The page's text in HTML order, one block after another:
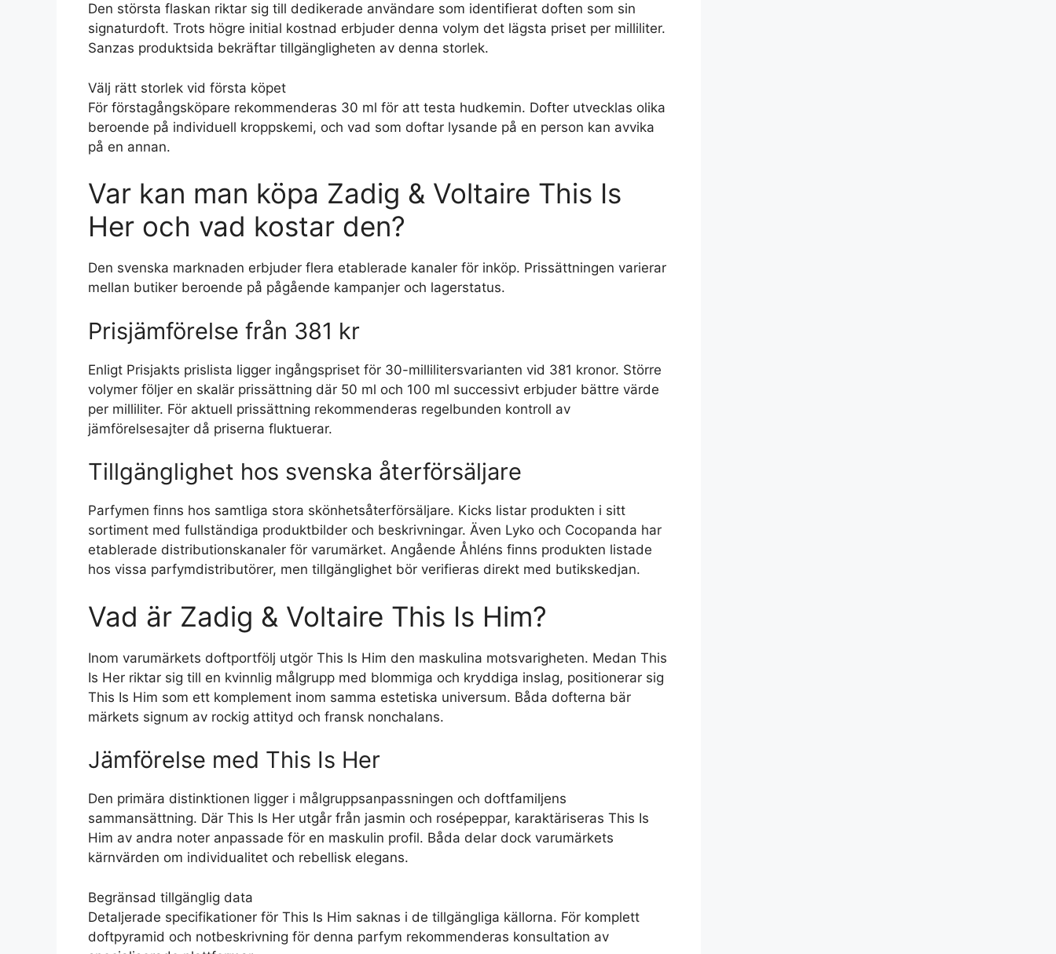
Den största flaskan riktar sig till dedikerade användare som identifierat doften som sin
signaturdoft. Trots högre initial kostnad erbjuder denna volym det lägsta priset per milliliter.
Sanzas produktsida bekräftar tillgängligheten av denna storlek.
Välj rätt storlek vid första köpet
För förstagångsköpare rekommenderas 30 ml för att testa hudkemin. Dofter utvecklas olika
beroende på individuell kroppskemi, och vad som doftar lysande på en person kan avvika
på en annan.
Var kan man köpa Zadig & Voltaire This Is
Her och vad kostar den?
Den svenska marknaden erbjuder flera etablerade kanaler för inköp. Prissättningen varierar
mellan butiker beroende på pågående kampanjer och lagerstatus.
Prisjämförelse från 381 kr
Enligt Prisjakts prislista ligger ingångspriset för 30-millilitersvarianten vid 381 kronor. Större
volymer följer en skalär prissättning där 50 ml och 100 ml successivt erbjuder bättre värde
per milliliter. För aktuell prissättning rekommenderas regelbunden kontroll av
jämförelsesajter då priserna fluktuerar.
Tillgänglighet hos svenska återförsäljare
Parfymen finns hos samtliga stora skönhetsåterförsäljare. Kicks listar produkten i sitt
sortiment med fullständiga produktbilder och beskrivningar. Även Lyko och Cocopanda har
etablerade distributionskanaler för varumärket. Angående Åhléns finns produkten listade
hos vissa parfymdistributörer, men tillgänglighet bör verifieras direkt med butikskedjan.
Vad är Zadig & Voltaire This Is Him?
Inom varumärkets doftportfölj utgör This Is Him den maskulina motsvarigheten. Medan This
Is Her riktar sig till en kvinnlig målgrupp med blommiga och kryddiga inslag, positionerar sig
This Is Him som ett komplement inom samma estetiska universum. Båda dofterna bär
märkets signum av rockig attityd och fransk nonchalans.
Jämförelse med This Is Her
Den primära distinktionen ligger i målgruppsanpassningen och doftfamiljens
sammansättning. Där This Is Her utgår från jasmin och rosépeppar, karaktäriseras This Is
Him av andra noter anpassade för en maskulin profil. Båda delar dock varumärkets
kärnvärden om individualitet och rebellisk elegans.
Begränsad tillgänglig data
Detaljerade specifikationer för This Is Him saknas i de tillgängliga källorna. För komplett
doftpyramid och notbeskrivning för denna parfym rekommenderas konsultation av